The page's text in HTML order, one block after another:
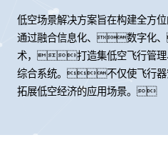
低空场景解决方案旨在构建全
通过融合信息化、数字化
术，打造集低空飞行管
综合系统。不仅使飞行器
拓展低空经济的应用场景。